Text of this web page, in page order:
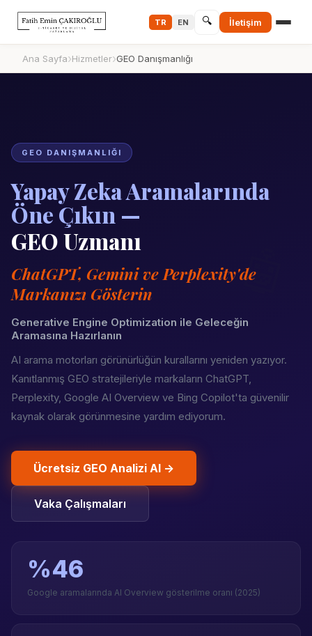
TR EN 🔍 İletişim
Ana Sayfa›Hizmetler›GEO Danışmanlığı
🤖
GEO DANIŞMANLIĞI
Yapay Zeka Aramalarında
Öne Çıkın —
GEO Uzmanı
ChatGPT, Gemini ve Perplexity'de
Markanızı Gösterin
Generative Engine Optimization ile Geleceğin
Aramasına Hazırlanın
AI arama motorları görünürlüğün kurallarını yeniden yazıyor.
Kanıtlanmış GEO stratejileriyle markaların ChatGPT,
Perplexity, Google AI Overview ve Bing Copilot'ta güvenilir
kaynak olarak görünmesine yardım ediyorum.
Ücretsiz GEO Analizi Al →
Vaka Çalışmaları
%46
Google aramalarında AI Overview gösterilme oranı (2025)